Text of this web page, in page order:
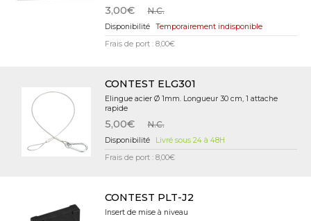
3,00€
N.C.
Temporairement indisponible
Frais de port : 8,00€
CONTEST ELG301
Elingue acier Ø 1mm. Longueur 30 cm, 1 attache
rapide
5,00€ N.C.
Livré sous 24 à 48H
Frais de port : 8,00€
CONTEST PLT-J2
Insert de mise à niveau